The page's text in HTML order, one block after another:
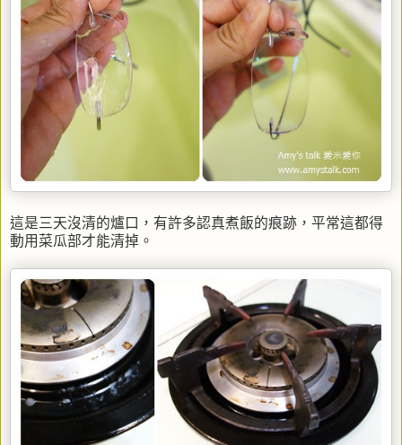
這是三天沒清的爐口，有許多認真煮飯的痕跡，平常這都得
動用菜瓜部才能清掉。